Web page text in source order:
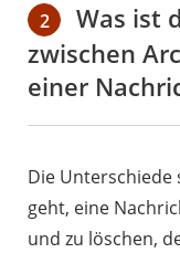
2
Was ist
zwischen
einer
Die Unterschiede
geht, eine
und zu löschen,